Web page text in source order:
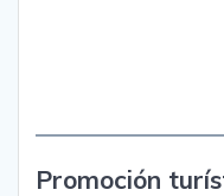
Promoción